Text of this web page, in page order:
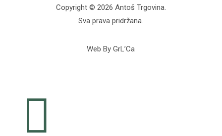
Copyright © 2026 Antoš Trgovina.
Sva prava pridržana.
Web By GrL’Ca
